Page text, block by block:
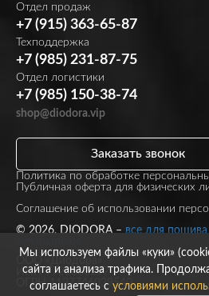
Отдел продаж
+7 (915) 363-65-87
Техподдержка
+7 (985) 231-87-75
Отдел логистики
+7 (985) 150-38-74
shop@diodora.vip
Политика по обработке
Публичная оферта для физических
Заказать звонок
Соглашение об использовании
© 2026, DIODORA – все для
ООО «Диодора»
ИНН 7723860297
ОГРН 1137746039540
Мы используем файлы «куки»
сайта и анализа трафика.
соглашаетесь с условиями